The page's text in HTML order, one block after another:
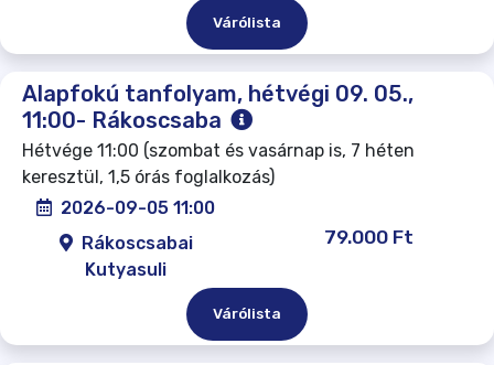
Várólista
Alapfokú tanfolyam, hétvégi 09. 05.,
11:00- Rákoscsaba
Hétvége 11:00 (szombat és vasárnap is, 7 héten
keresztül, 1,5 órás foglalkozás)
2026-09-05 11:00
Rákoscsabai
Kutyasuli
79.000 Ft
Várólista